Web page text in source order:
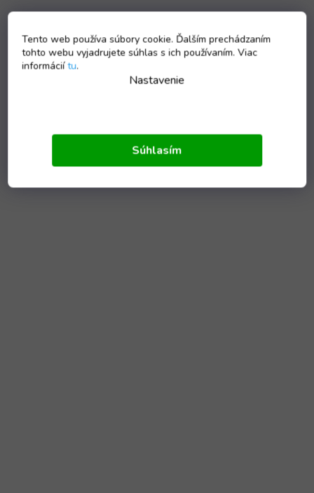
Tento web používa súbory cookie. Ďalším prechádzaním
tohto webu vyjadrujete súhlas s ich používaním. Viac
informáciítu.
Nastavenie
Súhlasím